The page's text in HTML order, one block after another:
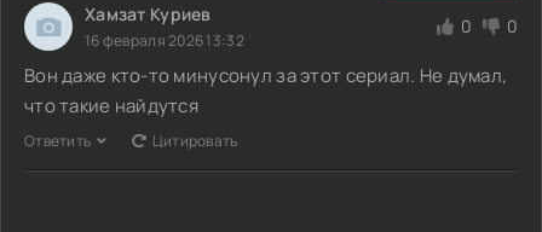
Хамзат Куриев
16 февраля 2026 13:32
0 0
Вон даже кто-то минусонул за этот сериал. Не думал,
что такие найдутся
Ответить Цитировать